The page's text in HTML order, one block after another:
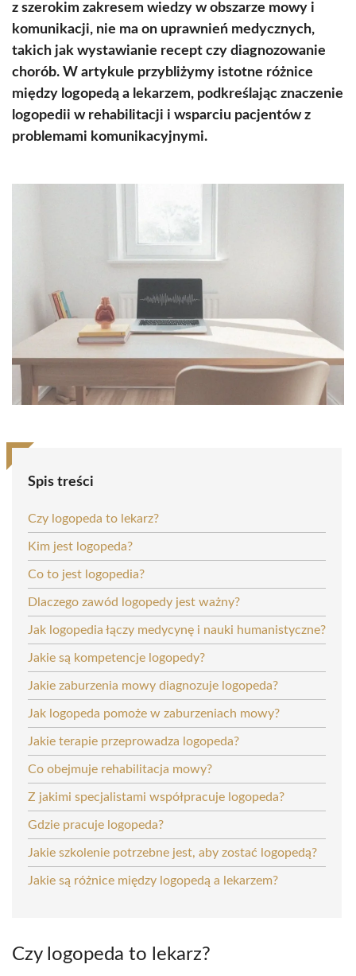
z szerokim zakresem wiedzy w obszarze mowy i
komunikacji, nie ma on uprawnień medycznych,
takich jak wystawianie recept czy diagnozowanie
chorób. W artykule przybliżymy istotne różnice
między logopedą a lekarzem, podkreślając znaczenie
logopedii w rehabilitacji i wsparciu pacjentów z
problemami komunikacyjnymi.
Spis treści
Czy logopeda to lekarz?
Kim jest logopeda?
Co to jest logopedia?
Dlaczego zawód logopedy jest ważny?
Jak logopedia łączy medycynę i nauki humanistyczne?
Jakie są kompetencje logopedy?
Jakie zaburzenia mowy diagnozuje logopeda?
Jak logopeda pomoże w zaburzeniach mowy?
Jakie terapie przeprowadza logopeda?
Co obejmuje rehabilitacja mowy?
Z jakimi specjalistami współpracuje logopeda?
Gdzie pracuje logopeda?
Jakie szkolenie potrzebne jest, aby zostać logopedą?
Jakie są różnice między logopedą a lekarzem?
Czy logopeda to lekarz?